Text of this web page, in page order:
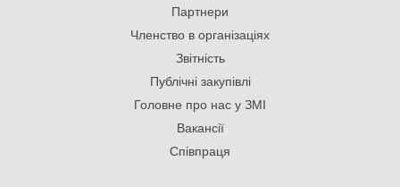
Партнери
Членство в організаціях
Звітність
Публічні закупівлі
Головне про нас у ЗМІ
Вакансії
Співпраця